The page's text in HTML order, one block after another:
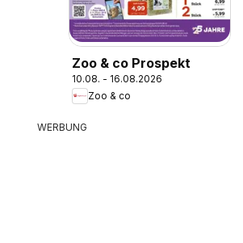
Zoo & co Prospekt
10.08. - 16.08.2026
Zoo & co
WERBUNG